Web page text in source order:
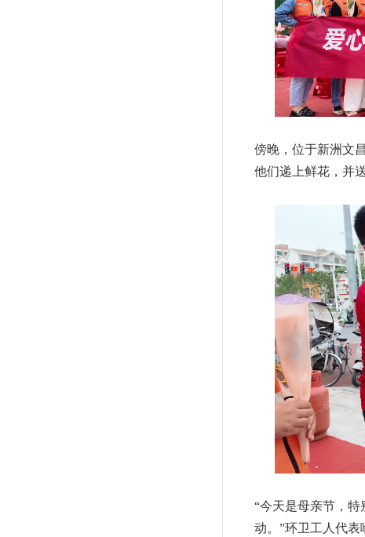
傍晚，位于新洲文
他们递上鲜花，并
“今天是母亲节，
动。”环卫工人代